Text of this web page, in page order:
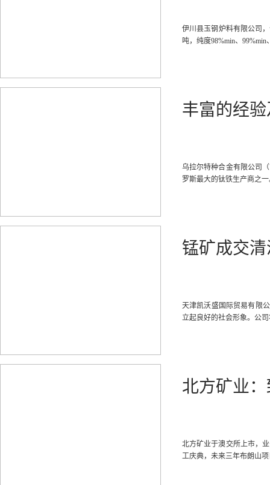
伊川县玉钢炉料有限公司
吨，纯度98%min、
丰富的经
乌拉尔特种合金有限公司
罗斯最大的钛铁生产商之
锰矿成交
天津凯沃盛国际贸易有限
立起良好的社会形象。公
北方矿业
北方矿业于澳交所上市，
工庆典，未来三年布朗山